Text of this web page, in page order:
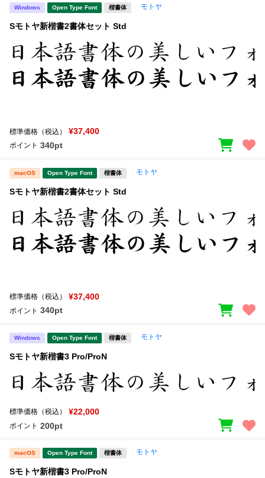
Windows Open Type Font 楷書体 モトヤ
Sモトヤ新楷書2書体セット Std
標準価格（税込） ¥37,400
ポイント 340pt
macOS Open Type Font 楷書体 モトヤ
Sモトヤ新楷書2書体セット Std
標準価格（税込） ¥37,400
ポイント 340pt
Windows Open Type Font 楷書体 モトヤ
Sモトヤ新楷書3 Pro/ProN
標準価格（税込） ¥22,000
ポイント 200pt
macOS Open Type Font 楷書体 モトヤ
Sモトヤ新楷書3 Pro/ProN